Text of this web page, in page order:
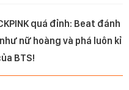
quá đỉnh: Beat đánh
nữ hoàng và phá luôn kỉ
BTS!